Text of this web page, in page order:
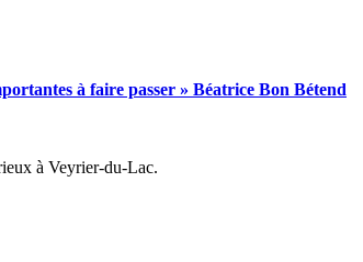
à faire passer » Béatrice Bon Bétend
à Veyrier-du-Lac.